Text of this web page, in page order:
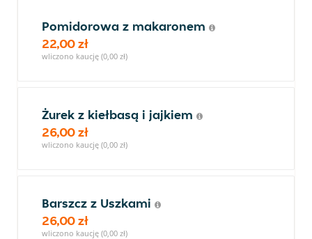
Pomidorowa z makaronem
22,00 zł
wliczono kaucję (0,00 zł)
Żurek z kiełbasą i jajkiem
26,00 zł
wliczono kaucję (0,00 zł)
Barszcz z Uszkami
26,00 zł
wliczono kaucję (0,00 zł)